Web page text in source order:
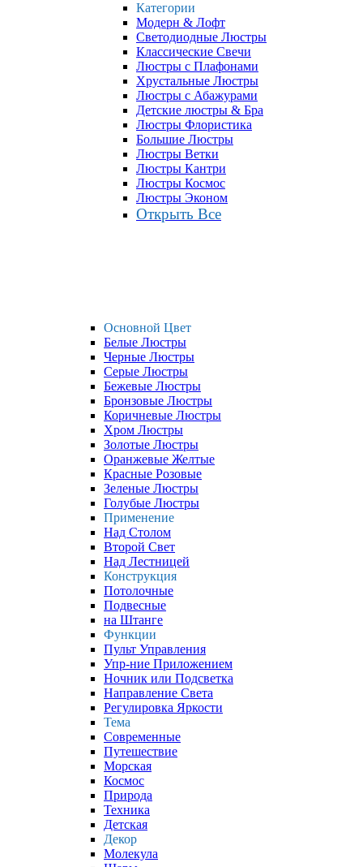
Категории
Модерн & Лофт
Светодиодные Люстры
Классические Свечи
Люстры с Плафонами
Хрустальные Люстры
Люстры с Абажурами
Детские люстры & Бра
Люстры Флористика
Большие Люстры
Люстры Ветки
Люстры Кантри
Люстры Космос
Люстры Эконом
Открыть Все
Основной Цвет
Белые Люстры
Черные Люстры
Серые Люстры
Бежевые Люстры
Бронзовые Люстры
Коричневые Люстры
Хром Люстры
Золотые Люстры
Оранжевые Желтые
Красные Розовые
Зеленые Люстры
Голубые Люстры
Применение
Над Столом
Второй Свет
Над Лестницей
Конструкция
Потолочные
Подвесные
на Штанге
Функции
Пульт Управления
Упр-ние Приложением
Ночник или Подсветка
Направление Света
Регулировка Яркости
Тема
Современные
Путешествие
Морская
Космос
Природа
Техника
Детская
Декор
Молекула